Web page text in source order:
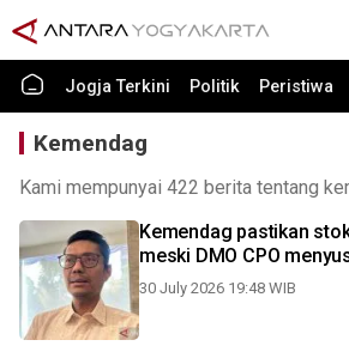
Jogja Terkini Politik Peristiwa
Kemendag
Kami mempunyai 422 berita tentang
Kemendag pastikan
meski DMO CPO
30 July 2026 19:48 WIB